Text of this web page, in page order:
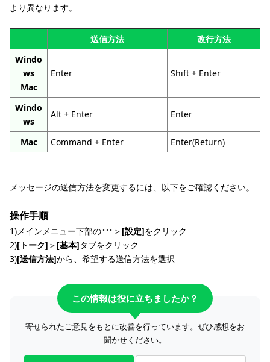
より異なります。
送信方法
改行方法
Windo
ws
Mac
Enter Shift + Enter
Windo
ws
Alt + Enter Enter
Mac Command + Enter Enter(Return)
メッセージの送信方法を変更するには、以下をご確認ください。
操作手順
1)メインメニュー下部の ＞ [設定]をクリック
2)[トーク] ＞ [基本]タブをクリック
3)[送信方法]から、希望する送信方法を選択
この情報は役に立ちましたか？
寄せられたご意見をもとに改善を行っています。ぜひ感想をお
聞かせください。